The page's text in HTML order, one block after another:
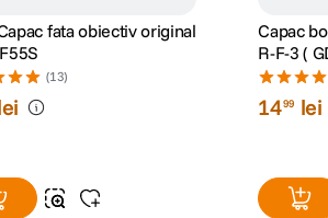
fata obiectiv original
(13)
Capac
R-F-3 (
1499 lei